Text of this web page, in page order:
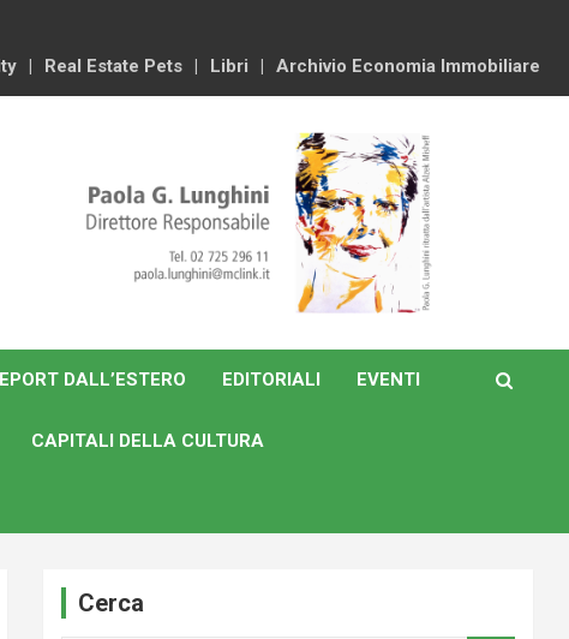
Real Estate Pets Libri Archivio Economia Immobiliare
DALL’ESTERO EDITORIALI EVENTI
CAPITALI DELLA CULTURA
Cerca